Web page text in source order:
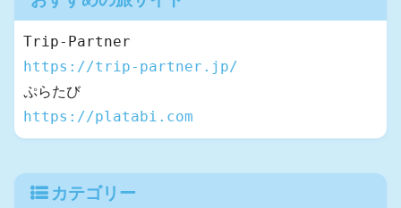
https://trip-partner.jp/
https://platabi.com
カテゴリー